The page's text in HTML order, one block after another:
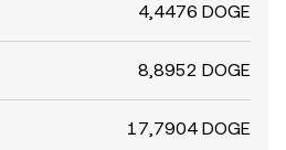
4,4476 DOGE
8,8952 DOGE
17,7904 DOGE